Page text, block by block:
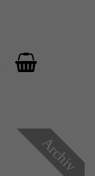
Archiv